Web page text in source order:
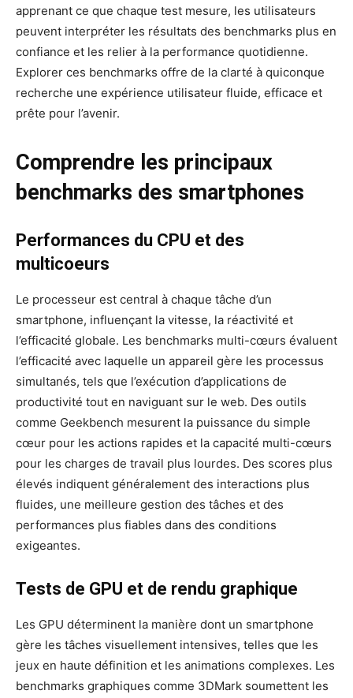
apprenant ce que chaque test mesure, les utilisateurs
peuvent interpréter les résultats des benchmarks plus en
confiance et les relier à la performance quotidienne.
Explorer ces benchmarks offre de la clarté à quiconque
recherche une expérience utilisateur fluide, efficace et
prête pour l’avenir.
Comprendre les principaux
benchmarks des smartphones
Performances du CPU et des
multicoeurs
Le processeur est central à chaque tâche d’un
smartphone, influençant la vitesse, la réactivité et
l’efficacité globale. Les benchmarks multi-cœurs évaluent
l’efficacité avec laquelle un appareil gère les processus
simultanés, tels que l’exécution d’applications de
productivité tout en naviguant sur le web. Des outils
comme Geekbench mesurent la puissance du simple
cœur pour les actions rapides et la capacité multi-cœurs
pour les charges de travail plus lourdes. Des scores plus
élevés indiquent généralement des interactions plus
fluides, une meilleure gestion des tâches et des
performances plus fiables dans des conditions
exigeantes.
Tests de GPU et de rendu graphique
Les GPU déterminent la manière dont un smartphone
gère les tâches visuellement intensives, telles que les
jeux en haute définition et les animations complexes. Les
benchmarks graphiques comme 3DMark soumettent les